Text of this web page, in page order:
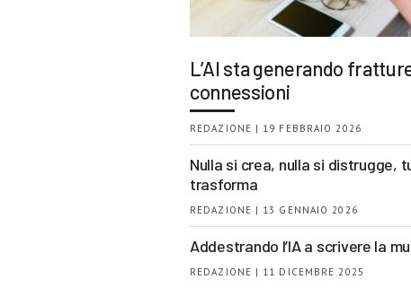
L’AI sta generando
connessioni
REDAZIONE | 19 FEBBRAIO 2026
Nulla si crea, nulla si distrugge,
trasforma
REDAZIONE | 13 GENNAIO 2026
Addestrando l’IA a scrivere la
REDAZIONE | 11 DICEMBRE 2025